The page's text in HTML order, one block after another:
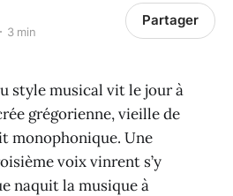
3 min
Partager
style musical vit le jour à
grégorienne, vieille de
monophonique. Une
voix vinrent s’y
naquit la musique à